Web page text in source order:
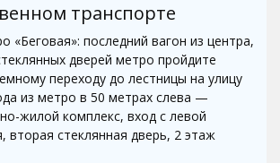
транспорте
«Беговая»: последний вагон из центра,
дверей метро пройдите
переходу до лестницы на улицу
из метро в 50 метрах слева —
жилой комплекс, вход с левой
вторая стеклянная дверь, 2 этаж